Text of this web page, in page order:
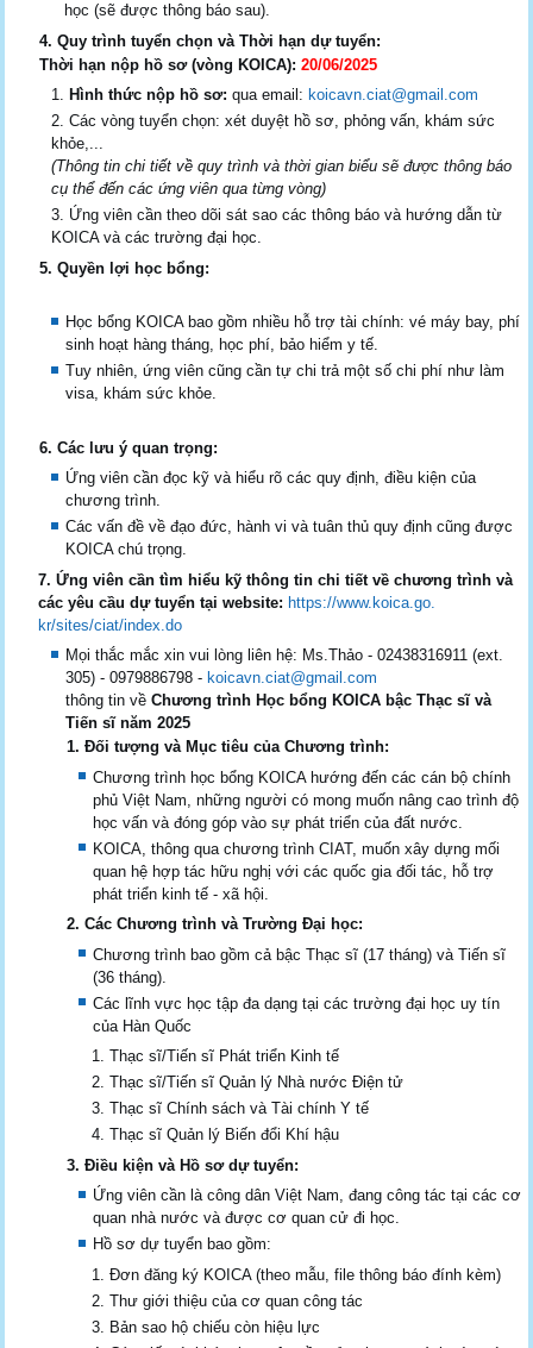
học (sẽ được thông báo sau).
4. Quy trình tuyển chọn và Thời hạn dự tuyển:
Thời hạn nộp hồ sơ (vòng KOICA): 20/06/2025
Hình thức nộp hồ sơ: qua email: koicavn.ciat@gmail.com
Các vòng tuyển chọn: xét duyệt hồ sơ, phỏng vấn, khám sức
khỏe,...
(Thông tin chi tiết về quy trình và thời gian biểu sẽ được thông báo
cụ thể đến các ứng viên qua từng vòng)
Ứng viên cần theo dõi sát sao các thông báo và hướng dẫn từ
KOICA và các trường đại học.
5. Quyền lợi học bổng:
Học bổng KOICA bao gồm nhiều hỗ trợ tài chính: vé máy bay, phí
sinh hoạt hàng tháng, học phí, bảo hiểm y tế.
Tuy nhiên, ứng viên cũng cần tự chi trả một số chi phí như làm
visa, khám sức khỏe.
6. Các lưu ý quan trọng:
Ứng viên cần đọc kỹ và hiểu rõ các quy định, điều kiện của
chương trình.
Các vấn đề về đạo đức, hành vi và tuân thủ quy định cũng được
KOICA chú trọng.
7. Ứng viên cần tìm hiểu kỹ thông tin chi tiết về chương trình và
các yêu cầu dự tuyển tại website: https://www.koica.go.
kr/sites/ciat/index.do
Mọi thắc mắc xin vui lòng liên hệ: Ms.Thảo - 02438316911 (ext.
305) - 0979886798 - koicavn.ciat@gmail.com
thông tin vềChương trình Học bổng KOICA bậc Thạc sĩ và
Tiến sĩ năm 2025
1. Đối tượng và Mục tiêu của Chương trình:
Chương trình học bổng KOICA hướng đến các cán bộ chính
phủ Việt Nam, những người có mong muốn nâng cao trình độ
học vấn và đóng góp vào sự phát triển của đất nước.
KOICA, thông qua chương trình CIAT, muốn xây dựng mối
quan hệ hợp tác hữu nghị với các quốc gia đối tác, hỗ trợ
phát triển kinh tế - xã hội.
2. Các Chương trình và Trường Đại học:
Chương trình bao gồm cả bậc Thạc sĩ (17 tháng) và Tiến sĩ
(36 tháng).
Các lĩnh vực học tập đa dạng tại các trường đại học uy tín
của Hàn Quốc
Thạc sĩ/Tiến sĩ Phát triển Kinh tế
Thạc sĩ/Tiến sĩ Quản lý Nhà nước Điện tử
Thạc sĩ Chính sách và Tài chính Y tế
Thạc sĩ Quản lý Biến đổi Khí hậu
3. Điều kiện và Hồ sơ dự tuyển:
Ứng viên cần là công dân Việt Nam, đang công tác tại các cơ
quan nhà nước và được cơ quan cử đi học.
Hồ sơ dự tuyển bao gồm:
Đơn đăng ký KOICA (theo mẫu, file thông báo đính kèm)
Thư giới thiệu của cơ quan công tác
Bản sao hộ chiếu còn hiệu lực